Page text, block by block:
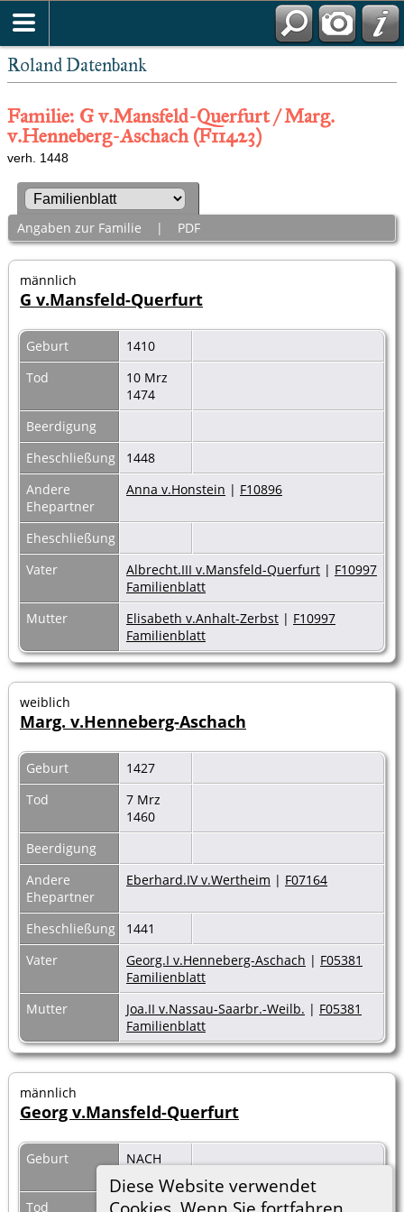
Roland Datenbank
Diese Website verwendet
Familie: G v.Mansfeld-Querfurt / Marg.
v.Henneberg-Aschach (F11423)
verh. 1448
Angaben zur Familie | PDF
männlich
G v.Mansfeld-Querfurt
Geburt
1410
Tod
10 Mrz
1474
Beerdigung
Eheschließung
1448
Andere
Ehepartner
Anna v.Honstein | F10896
Eheschließung
Vater
Albrecht.III v.Mansfeld-Querfurt | F10997
Familienblatt
Mutter
Elisabeth v.Anhalt-Zerbst | F10997
Familienblatt
weiblich
Marg. v.Henneberg-Aschach
Geburt
1427
Tod
7 Mrz
1460
Beerdigung
Andere
Ehepartner
Eberhard.IV v.Wertheim | F07164
Eheschließung
1441
Vater
Georg.I v.Henneberg-Aschach | F05381
Familienblatt
Mutter
Joa.II v.Nassau-Saarbr.-Weilb. | F05381
Familienblatt
männlich
Georg v.Mansfeld-Querfurt
Geburt
NACH
Tod